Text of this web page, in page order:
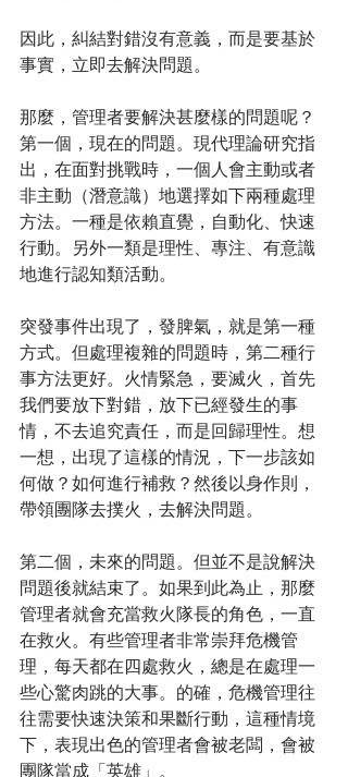
因此，糾結對錯沒有意義，而是要基於
事實，立即去解決問題。
那麼，管理者要解決甚麼樣的問題呢？
第一個，現在的問題。現代理論研究指
出，在面對挑戰時，一個人會主動或者
非主動（潛意識）地選擇如下兩種處理
方法。一種是依賴直覺，自動化、快速
行動。另外一類是理性、專注、有意識
地進行認知類活動。
突發事件出現了，發脾氣，就是第一種
方式。但處理複雜的問題時，第二種行
事方法更好。火情緊急，要滅火，首先
我們要放下對錯，放下已經發生的事
情，不去追究責任，而是回歸理性。想
一想，出現了這樣的情況，下一步該如
何做？如何進行補救？然後以身作則，
帶領團隊去撲火，去解決問題。
第二個，未來的問題。但並不是說解決
問題後就結束了。如果到此為止，那麼
管理者就會充當救火隊長的角色，一直
在救火。有些管理者非常崇拜危機管
理，每天都在四處救火，總是在處理一
些心驚肉跳的大事。的確，危機管理往
往需要快速決策和果斷行動，這種情境
下，表現出色的管理者會被老闆，會被
團隊當成「英雄」。